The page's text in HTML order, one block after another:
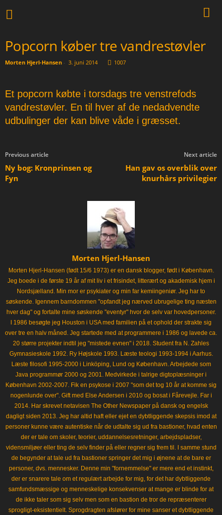
Popcorn køber tre vandrestøvler
Morten Hjerl-Hansen - 3. juni 2014 1007
Et popcorn købte i torsdags tre venstrefods
vandrestøvler. En til hver af de nedadvendte
udbulinger der kan blive våde i græsset.
Previous article
Ny bog: Kronprinsen og
Fyn
Next article
Han gav os overblik over
knurhårs privilegier
Morten Hjerl-Hansen
Morten Hjerl-Hansen (født 15/6 1973) er en dansk blogger, født i København.
Jeg boede i de første 19 år af mit liv i et frisindet, litterært og akademisk hjem i
Nordsjælland. Min mor er psykiater og min far kemiingeniør. Jeg har to
søskende. Igennem barndommen "opfandt jeg nærved ubrugelige ting næsten
hver dag" og fortalte mine søskende "eventyr" hvor de selv var hovedpersoner.
I 1986 besøgte jeg Houston i USA med familien på et ophold der strakte sig
over tre en halv måned. Jeg startede med at programmere i 1986 og lavede ca.
20 større projekter indtil jeg "mistede evnen" i 2018. Student fra N. Zahles
Gymnasieskole 1992. Ry Højskole 1993. Læste teologi 1993-1994 i Aarhus.
Læste filosofi 1995-2000 i Linköping, Lund og København. Arbejdede som
Java programmør 2000 og 2001. Medvirkede i talrige digtoplæsninger i
København 2002-2007. Fik en psykose i 2007 "som det tog 10 år at komme sig
nogenlunde over". Gift med Else Andersen i 2010 og bosat i Fårevejle. Far i
2014. Har skrevet netavisen The Other Newspaper på dansk og engelsk
dagligt siden 2013. Jeg har altid haft eller ejet en dybtliggende skepsis imod at
personer kunne være autentiske når de udtalte sig ud fra bastioner, hvad enten
der er tale om skoler, teorier, uddannelsesretninger, arbejdspladser,
vidensmiljøer eller ting de selv finder på eller regner sig frem til. I samme stund
de begynder at tale ud fra bastioner springer det mig i øjnene at de bare er
personer, dvs. mennesker. Denne min "fornemmelse" er mere end et instinkt,
der er snarere tale om et regulært arbejde for mig, for det har dybtliggende
samfundsmæssige og menneskelige konsekvenser at mange er blinde for at
de ikke taler som sig selv men som en bastion de tror de repræsenterer
sprogligt-eksistentielt. Sprogdragten afslører for mine sanser et dybtliggende